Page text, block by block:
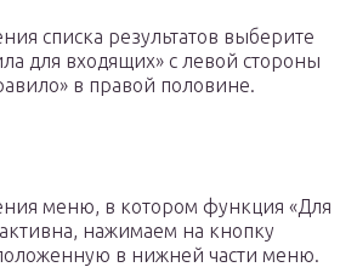
списка результатов выберите
для входящих» с левой стороны
в правой половине.
меню, в котором функция «Для
нажимаем на кнопку
в нижней части меню.